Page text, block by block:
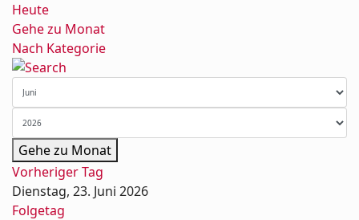
Heute
Gehe zu Monat
Nach Kategorie
Gehe zu Monat
Vorheriger Tag
Dienstag, 23. Juni 2026
Folgetag